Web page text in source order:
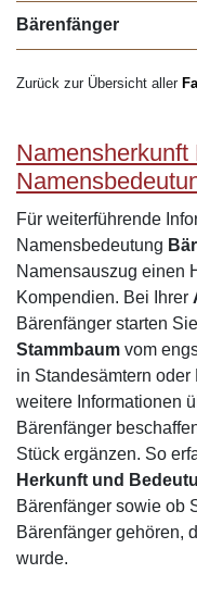
Bärenfänger
Zurück zur Übersicht aller
Namensherkunft
Für weiterführende
Namensbedeutung
Namensauszug einen
Kompendien. Bei Ihrer
Bärenfänger starten
Stammbaum vom
in Standesämtern
weitere Informationen
Bärenfänger
Stück ergänzen. So
Herkunft und
Bärenfänger sowie ob
Bärenfänger gehören,
wurde.